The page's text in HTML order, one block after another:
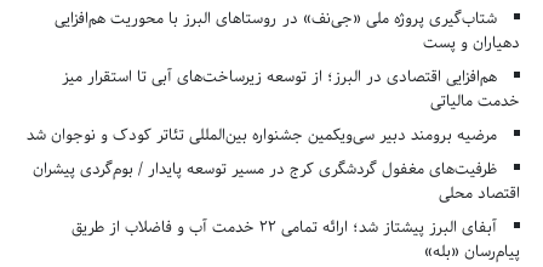
شتاب‌گیری پروژه ملی «جی‌نف» در روستاهای البرز با محوریت هم‌افزایی
دهیاران و پست
هم‌افزایی اقتصادی در البرز؛ از توسعه زیرساخت‌های آبی تا استقرار میز
خدمت مالیاتی
مرضیه برومند دبیر سی‌ویکمین جشنواره بین‌المللی تئاتر کودک و نوجوان شد
ظرفیت‌های مغفول گردشگری کرج در مسیر توسعه پایدار / بوم‌گردی پیشران
اقتصاد محلی
آبفای البرز پیشتاز شد؛ ارائه تمامی ۲۲ خدمت آب و فاضلاب از طریق
پیام‌رسان «بله»